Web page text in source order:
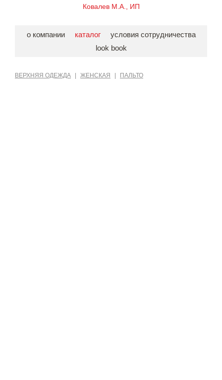
Ковалев М.А., ИП
о компании каталог
условия сотрудничества
look book
ВЕРХНЯЯ ОДЕЖДА ЖЕНСКАЯ ПАЛЬТО